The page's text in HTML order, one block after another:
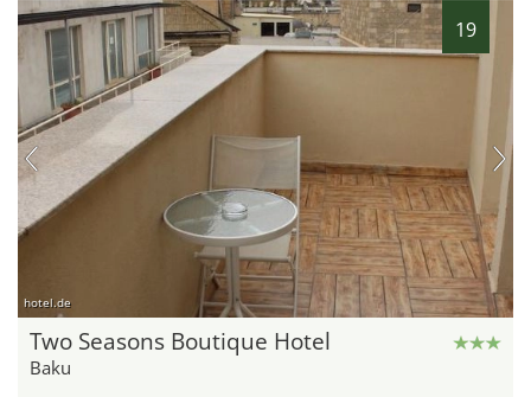
19
hotel.de
Two Seasons Boutique Hotel
Baku